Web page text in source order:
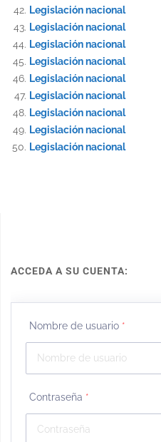
Legislación nacional
Legislación nacional
Legislación nacional
Legislación nacional
Legislación nacional
Legislación nacional
Legislación nacional
Legislación nacional
Legislación nacional
ACCEDA A SU CUENTA:
Nombre de usuario *
Contraseña *